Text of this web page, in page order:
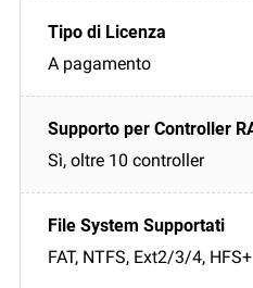
A pagamento
Sì, oltre 10 controller
FAT, NTFS, Ext2/3/4, HFS+